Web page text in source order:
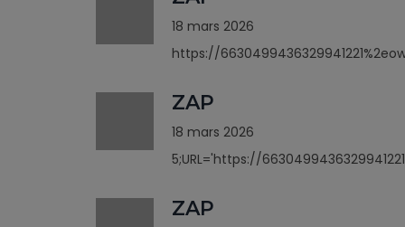
18 mars 2026
https://
ZAP
18 mars 2026
5;URL='https://
ZAP